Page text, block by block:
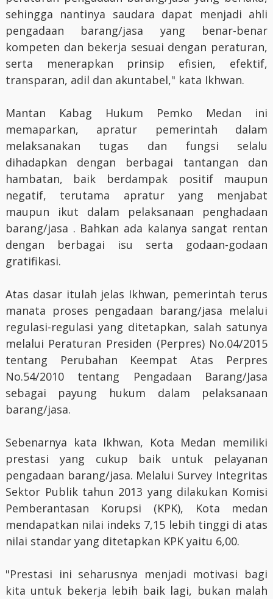
sehingga nantinya saudara dapat menjadi ahli
pengadaan barang/jasa yang benar-benar
kompeten dan bekerja sesuai dengan peraturan,
serta menerapkan prinsip efisien, efektif,
transparan, adil dan akuntabel," kata Ikhwan.
Mantan Kabag Hukum Pemko Medan ini
memaparkan, apratur pemerintah dalam
melaksanakan tugas dan fungsi selalu
dihadapkan dengan berbagai tantangan dan
hambatan, baik berdampak positif maupun
negatif, terutama apratur yang menjabat
maupun ikut dalam pelaksanaan penghadaan
barang/jasa . Bahkan ada kalanya sangat rentan
dengan berbagai isu serta godaan-godaan
gratifikasi.
Atas dasar itulah jelas Ikhwan, pemerintah terus
manata proses pengadaan barang/jasa melalui
regulasi-regulasi yang ditetapkan, salah satunya
melalui Peraturan Presiden (Perpres) No.04/2015
tentang Perubahan Keempat Atas Perpres
No.54/2010 tentang Pengadaan Barang/Jasa
sebagai payung hukum dalam pelaksanaan
barang/jasa.
Sebenarnya kata Ikhwan, Kota Medan memiliki
prestasi yang cukup baik untuk pelayanan
pengadaan barang/jasa. Melalui Survey Integritas
Sektor Publik tahun 2013 yang dilakukan Komisi
Pemberantasan Korupsi (KPK), Kota medan
mendapatkan nilai indeks 7,15 lebih tinggi di atas
nilai standar yang ditetapkan KPK yaitu 6,00.
"Prestasi ini seharusnya menjadi motivasi bagi
kita untuk bekerja lebih baik lagi, bukan malah